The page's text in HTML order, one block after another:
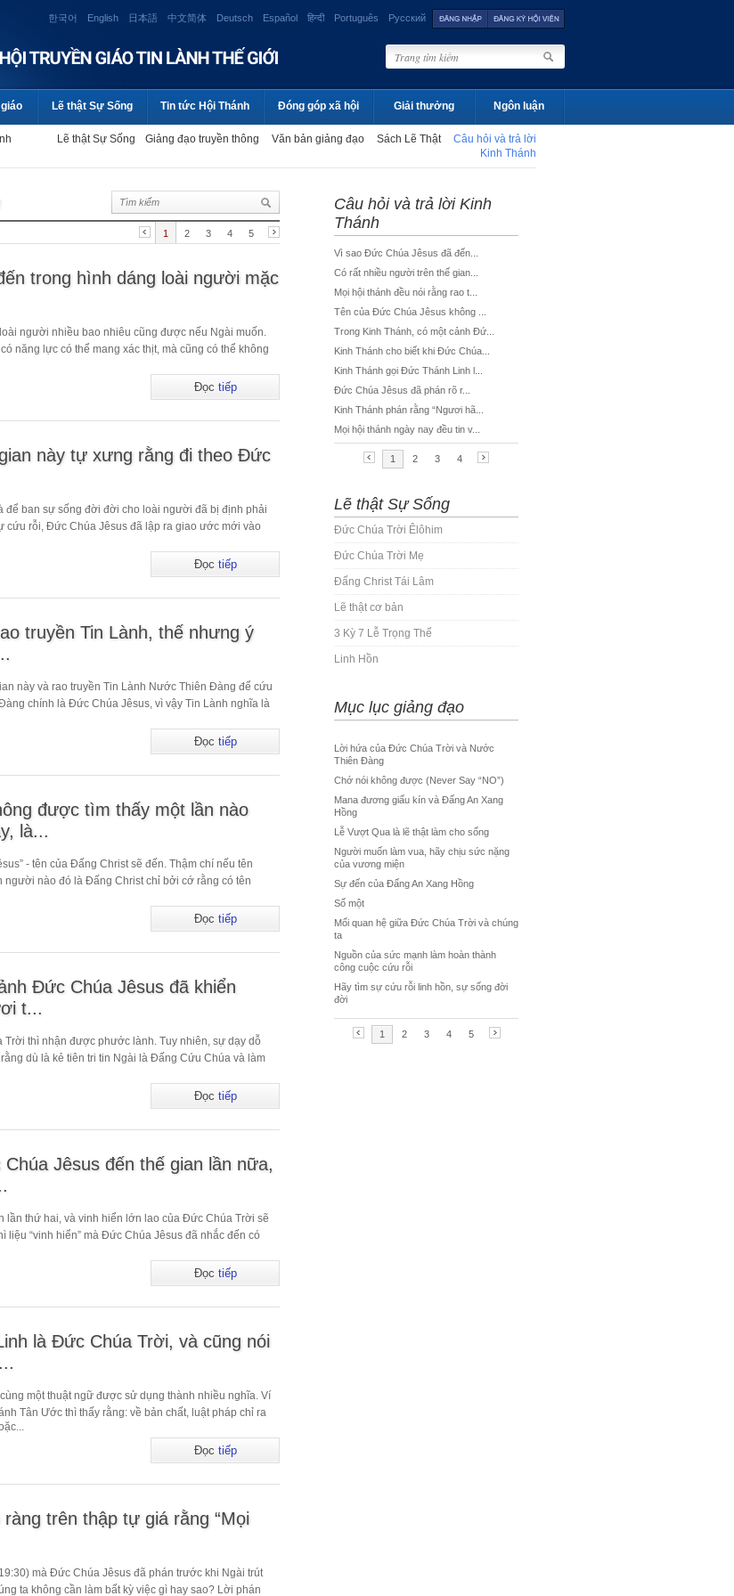
한국어 English 日本語 中文简体 Deutsch Español हिन्दी Português Русский
Lẽ thật Sự Sống Tin tức Hội Thánh Đóng góp xã hội Giải thưởng Ngôn luận
Lẽ thật Sự Sống Giảng đạo truyền thông Văn bản giảng đạo Sách Lẽ Thật
Câu hỏi và trả lời
Kinh Thánh
1 2 3 4 5
trong hình dáng loài người mặc
người nhiều bao nhiêu cũng được nếu Ngài muốn.
năng lực có thể mang xác thịt, mà cũng có thể không
Đọc tiếp
này tự xưng rằng đi theo Đức
để ban sự sống đời đời cho loài người đã bị định phải
cứu rỗi, Đức Chúa Jêsus đã lập ra giao ước mới vào
Đọc tiếp
truyền Tin Lành, thế nhưng ý
này và rao truyền Tin Lành Nước Thiên Đàng để cứu
chính là Đức Chúa Jêsus, vì vậy Tin Lành nghĩa là
Đọc tiếp
được tìm thấy một lần nào
là...
- tên của Đấng Christ sẽ đến. Thậm chí nếu tên
người nào đó là Đấng Christ chỉ bởi cớ rằng có tên
Đọc tiếp
Đức Chúa Jêsus đã khiển
t...
thì nhận được phước lành. Tuy nhiên, sự dạy dỗ
dù là kẻ tiên tri tin Ngài là Đấng Cứu Chúa và làm
Đọc tiếp
Jêsus đến thế gian lần nữa,
lần thứ hai, và vinh hiển lớn lao của Đức Chúa Trời sẽ
“vinh hiển” mà Đức Chúa Jêsus đã nhắc đến có
Đọc tiếp
là Đức Chúa Trời, và cũng nói
một thuật ngữ được sử dụng thành nhiều nghĩa. Ví
Tân Ước thì thấy rằng: về bản chất, luật pháp chỉ ra
Đọc tiếp
trên thập tự giá rằng “Mọi
mà Đức Chúa Jêsus đã phán trước khi Ngài trút
ta không cần làm bất kỳ việc gì hay sao? Lời phán
Lẽ thật Sự Sống
Đức Chúa Trời Êlôhim
Đức Chúa Trời Mẹ
Đấng Christ Tái Lâm
Lẽ thật cơ bản
3 Kỳ 7 Lễ Trọng Thể
Linh Hồn